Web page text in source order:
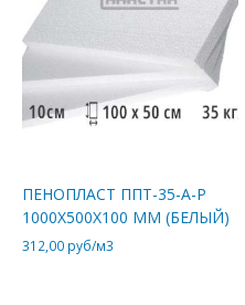
ПЕНОПЛАСТ ППТ-35-А-Р
1000Х500Х100 ММ (БЕЛЫЙ)
312,00 руб/м3